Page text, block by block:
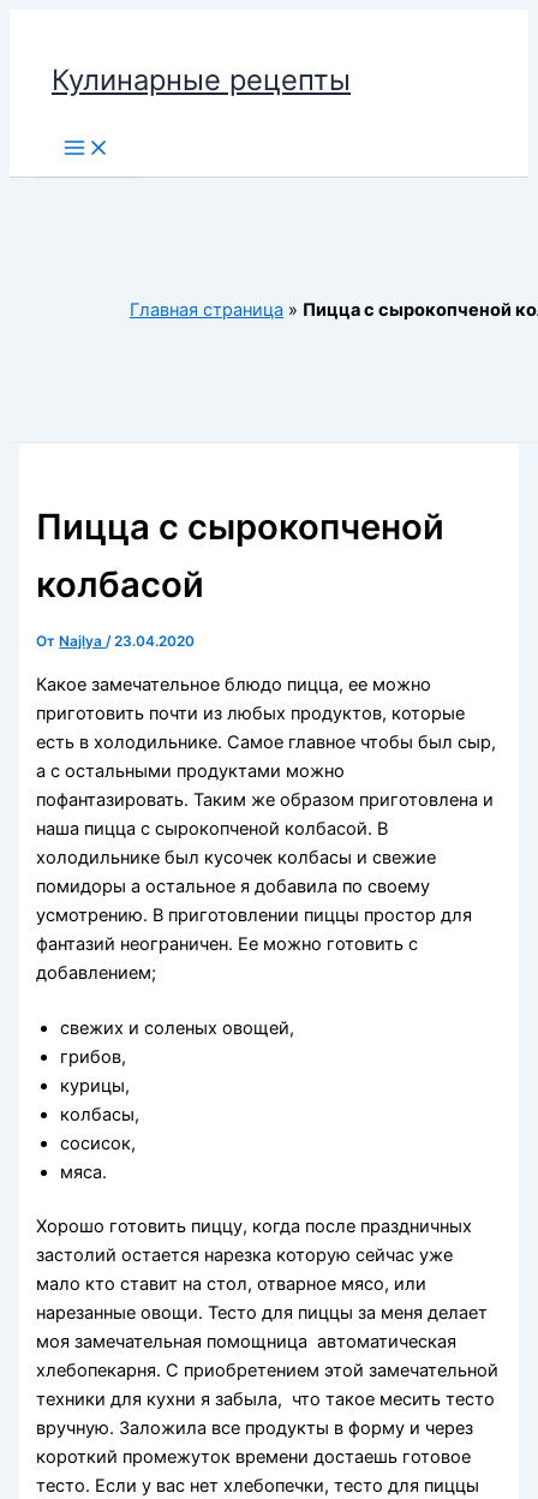
содержимому
Кулинарные рецепты
Main
Menu
Главная страница » Пицца с сырокопченой
Пицца с сырокопченой
колбасой
От Najlya/23.04.2020
Какое замечательное блюдо пицца, ее можно
приготовить почти из любых продуктов, которые
есть в холодильнике. Самое главное чтобы был сыр,
а с остальными продуктами можно
пофантазировать. Таким же образом приготовлена и
наша пицца с сырокопченой колбасой. В
холодильнике был кусочек колбасы и свежие
помидоры а остальное я добавила по своему
усмотрению. В приготовлении пиццы простор для
фантазий неограничен. Ее можно готовить с
добавлением;
свежих и соленых овощей,
грибов,
курицы,
колбасы,
сосисок,
мяса.
Хорошо готовить пиццу, когда после праздничных
застолий остается нарезка которую сейчас уже
мало кто ставит на стол, отварное мясо, или
нарезанные овощи. Тесто для пиццы за меня делает
моя замечательная помощница автоматическая
хлебопекарня. С приобретением этой замечательной
техники для кухни я забыла, что такое месить тесто
вручную. Заложила все продукты в форму и через
короткий промежуток времени достаешь готовое
тесто. Если у вас нет хлебопечки, тесто для пиццы